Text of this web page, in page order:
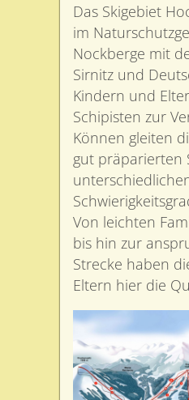
Das Skigebiet
im
Nockberge mit
Sirnitz und
Kindern und
Schipisten zur
Können gleiten
gut präparierten
Von leichten
bis hin zur
Strecke haben
Eltern hier die